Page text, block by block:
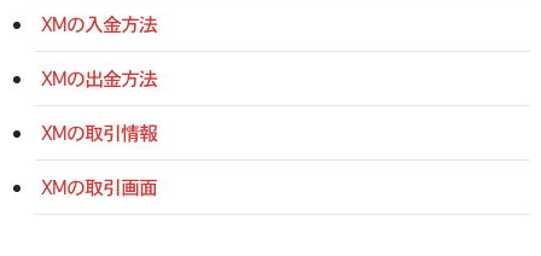
XMの入金方法
XMの出金方法
XMの取引情報
XMの取引画面